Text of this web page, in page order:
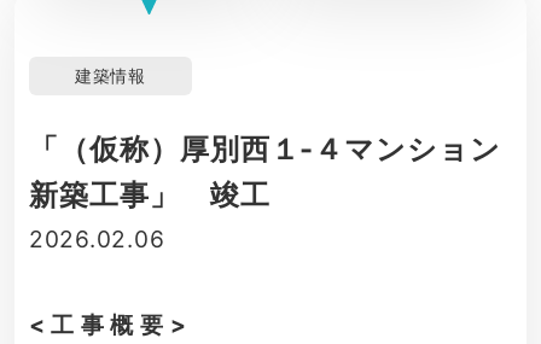
建築情報
「（仮称）厚別西１-４マンション
新築工事」 竣工
2026.02.06
< 工 事 概 要 >